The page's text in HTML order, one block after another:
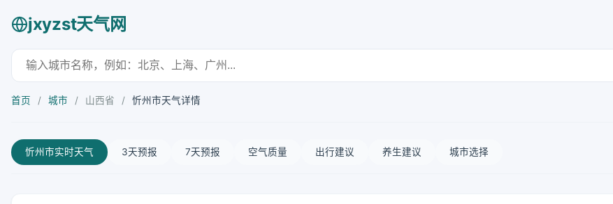
jxyzst天气网
首页 / 城市 / 山西省 / 忻州市天气详情
忻州市实时天气 3天预报 7天预报 空气质量 出行建议 养生建议 城市选择